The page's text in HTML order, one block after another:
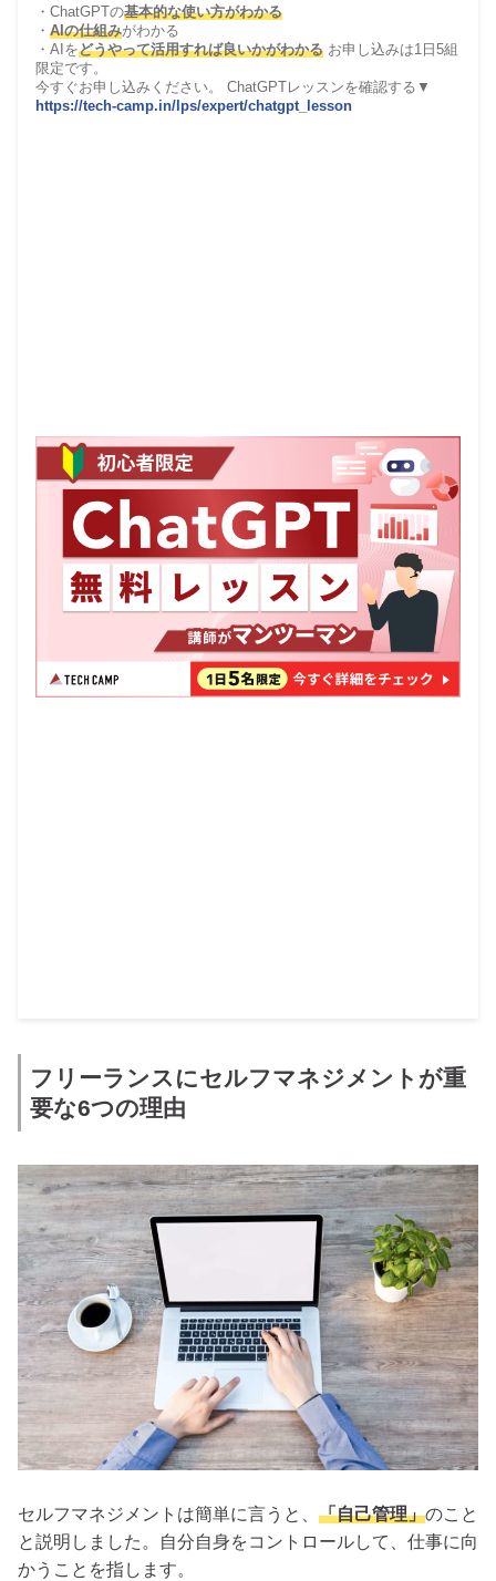
・ChatGPTの基本的な使い方がわかる
・ AIの仕組みがわかる
・AIをどうやって活用すれば良いかがわかる お申し込みは1日5組
限定です。
今すぐお申し込みください。 ChatGPTレッスンを確認する▼
https://tech-camp.in/lps/expert/chatgpt_lesson
フリーランスにセルフマネジメントが重
要な6つの理由
セルフマネジメントは簡単に言うと、 「自己管理」のこと
と説明しました。自分自身をコントロールして、仕事に向
かうことを指します。